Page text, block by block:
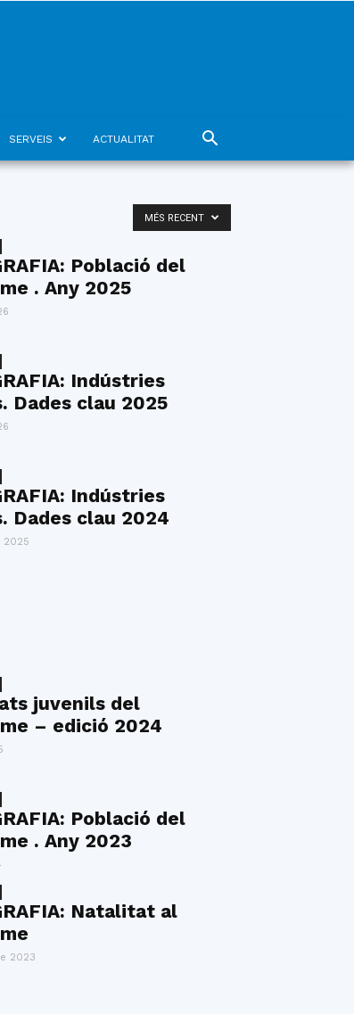
SERVEIS ACTUALITAT
MÉS RECENT
Població del
. Any 2025
Indústries
Dades clau 2025
Indústries
Dades clau 2024
2025
juvenils del
– edició 2024
Població del
. Any 2023
Natalitat al
2023